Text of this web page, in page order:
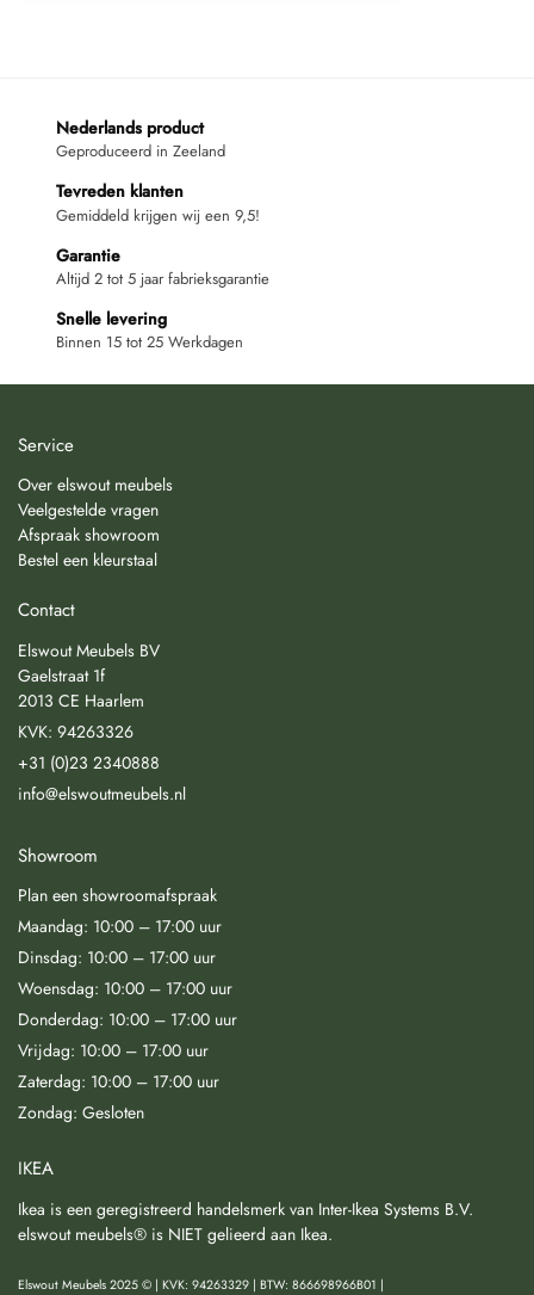
Nederlands product
Geproduceerd in Zeeland
Tevreden klanten
Gemiddeld krijgen wij een 9,5!
Garantie
Altijd 2 tot 5 jaar fabrieksgarantie
Snelle levering
Binnen 15 tot 25 Werkdagen
Service
Over elswout meubels
Veelgestelde vragen
Afspraak showroom
Bestel een kleurstaal
Contact
Elswout Meubels BV
Gaelstraat 1f
2013 CE Haarlem
KVK: 94263326
+31 (0)23 2340888
info@elswoutmeubels.nl
Showroom
Plan een showroomafspraak
Maandag: 10:00 – 17:00 uur
Dinsdag: 10:00 – 17:00 uur
Woensdag: 10:00 – 17:00 uur
Donderdag: 10:00 – 17:00 uur
Vrijdag: 10:00 – 17:00 uur
Zaterdag: 10:00 – 17:00 uur
Zondag: Gesloten
IKEA
Ikea is een geregistreerd handelsmerk van Inter-Ikea Systems B.V.
elswout meubels® is NIET gelieerd aan Ikea.
Elswout Meubels 2025 © | KVK: 94263329 | BTW: 866698966B01 |